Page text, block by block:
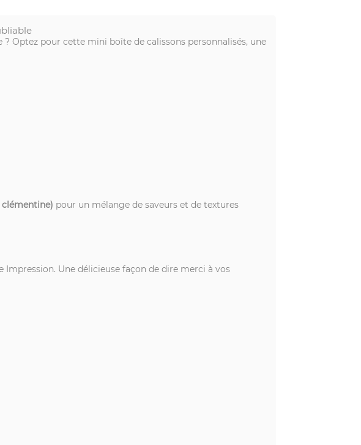
Optez pour cette mini boîte de calissons personnalisés, une
clémentine) pour un mélange de saveurs et de textures
Une délicieuse façon de dire merci à vos